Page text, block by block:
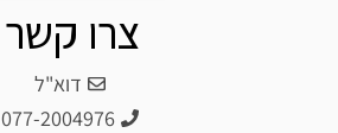
צרו קשר
דוא"ל
077-2004976